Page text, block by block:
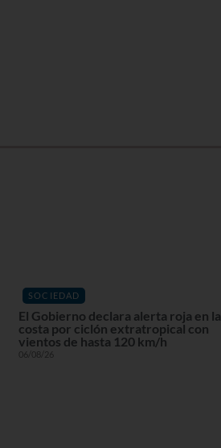
SOCIEDAD
El Gobierno declara alerta roja en la
costa por ciclón extratropical con
vientos de hasta 120 km/h
06/08/26